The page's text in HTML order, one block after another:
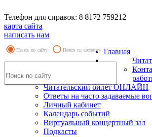
Телефон для справок: 8 8172 759212
карта сайта
написать нам
Поиск по сайту Поиск по каталогу Главная
Читательский билет ОНЛАЙН
Ответы на часто задаваемые
Личный кабинет
Календарь событий
Виртуальный концертный зал
Подкасты